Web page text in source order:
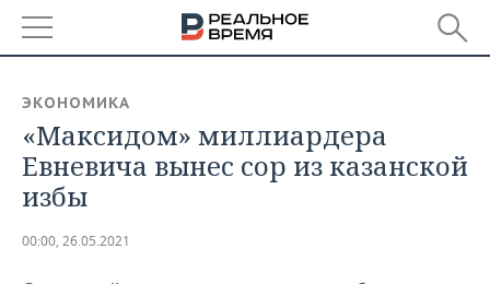
БАШКОРТОСТАН
ТАТАРСТАН
НОВОСТИ
АНАЛИТИКА
ДЕКЛАРАЦИИ О ДОХОДАХ
НОВОСТИ ЭКОНОМИКИ
ПРОМЫШЛЕННОСТЬ
ЭКОНОМИКА
«Максидом» миллиардера
Евневича вынес сор из казанской
избы
00:00, 26.05.2021